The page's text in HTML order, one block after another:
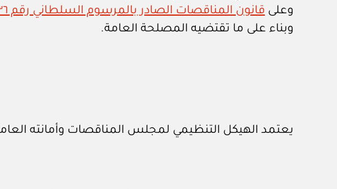
وعلى قانون المناقصات الصادر بالمرسوم السلطاني رقم ٣٦ / ٢٠٠٨
وبناء على ما تقتضيه المصلحة العامة.
يعتمد الهيكل التنظيمي لمجلس المناقصات وأمانته